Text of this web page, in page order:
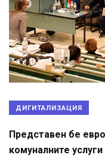
ДИГИТАЛИЗАЦИЯ
Представен бе
комуналните услуги